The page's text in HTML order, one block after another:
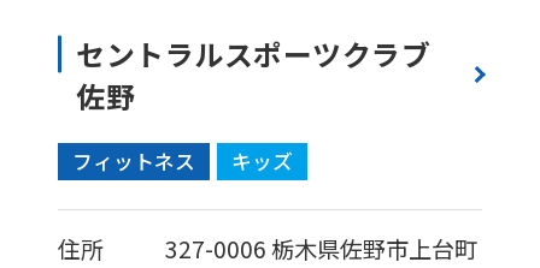
セントラルスポーツクラブ
佐野
フィットネス キッズ
住所 327-0006栃木県佐野市上台町